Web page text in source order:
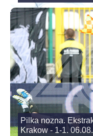
Pilka nozna.
Krakow - 1-1.